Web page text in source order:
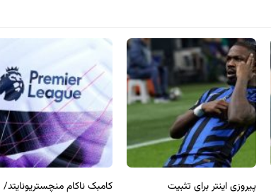
پیروزی اینتر برای تثبیت
کامبک ناکام منچستریونایتد/